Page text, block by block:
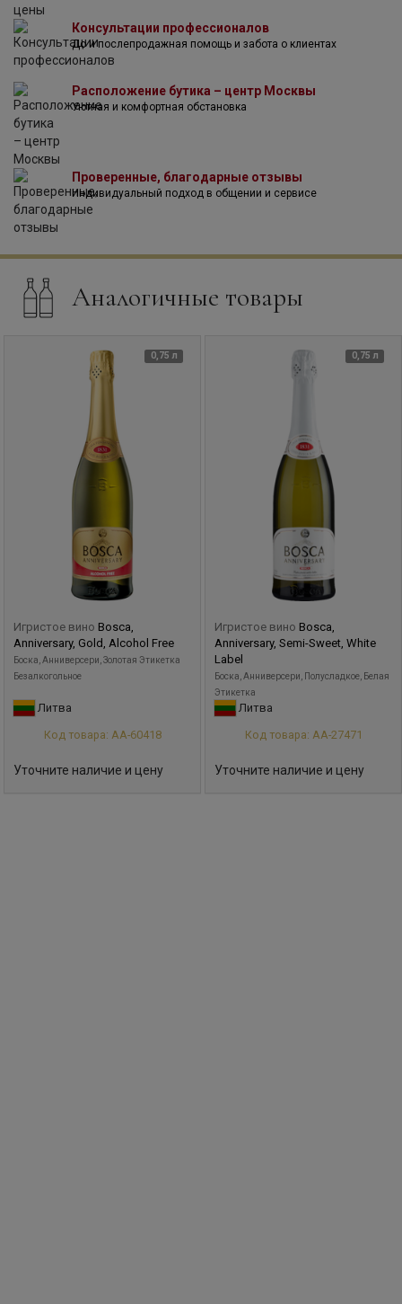
Консультации профессионалов
До и послепродажная помощь и забота о клиентах
Расположение бутика – центр Москвы
Уютная и комфортная обстановка
Проверенные, благодарные отзывы
Индивидуальный подход в общении и сервисе
Аналогичные товары
0,75 л
Игристое вино Bosca,
Anniversary, Gold, Alcohol Free
Боска, Анниверсери, Золотая Этикетка
Безалкогольное
Литва
Код товара: АА-60418
Уточните наличие и цену
0,75 л
Игристое вино Bosca,
Anniversary, Semi-Sweet, White
Label
Боска, Анниверсери, Полусладкое, Белая
Этикетка
Литва
Код товара: АА-27471
Уточните наличие и цену